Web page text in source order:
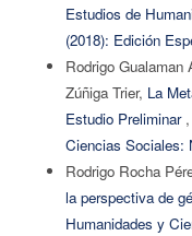
Estudios de
(2018): Edición
Rodrigo Gualaman
Zúñiga Trier, La
Estudio Preliminar ,
Ciencias Sociales:
Rodrigo Rocha
la perspectiva de
Humanidades y